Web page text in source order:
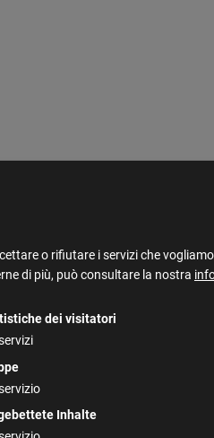
o rifiutare i servizi che
di più, può consultare la nostra
dei visitatori
Inhalte